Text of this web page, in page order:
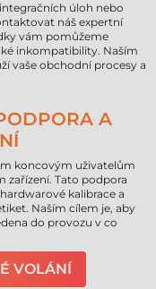
úloh nebo
náš expertní
vám pomůžeme
inkompatibility. Naším
vaše obchodní procesy a
A
koncovým uživatelům
zařízení. Tato podpora
kalibrace a
Naším cílem je, aby
do provozu v co
VOLÁNÍ